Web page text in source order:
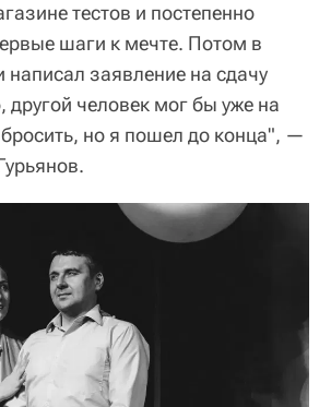
тестов и постепенно
шаги к мечте. Потом в
заявление на сдачу
человек мог бы уже на
бросить, но я пошел до конца", —